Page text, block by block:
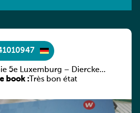
5e Luxemburg – Diercke
book :Très bon état